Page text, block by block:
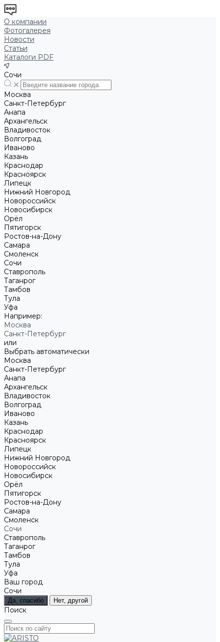
О компании
Фотогалерея
Новости
Статьи
Каталоги PDF
Сочи
Москва
Санкт-Петербург
Анапа
Архангельск
Владивосток
Волгоград
Иваново
Казань
Краснодар
Красноярск
Липецк
Нижний Новгород
Новороссийск
Новосибирск
Орёл
Пятигорск
Ростов-на-Дону
Самара
Смоленск
Сочи
Ставрополь
Таганрог
Тамбов
Тула
Уфа
Например:
Москва
Санкт-Петербург
или
Выбрать автоматически
Москва
Санкт-Петербург
Анапа
Архангельск
Владивосток
Волгоград
Иваново
Казань
Краснодар
Красноярск
Липецк
Нижний Новгород
Новороссийск
Новосибирск
Орёл
Пятигорск
Ростов-на-Дону
Самара
Смоленск
Сочи
Ставрополь
Таганрог
Тамбов
Тула
Уфа
Ваш город
Сочи
Да, спасибо Нет, другой
Поиск